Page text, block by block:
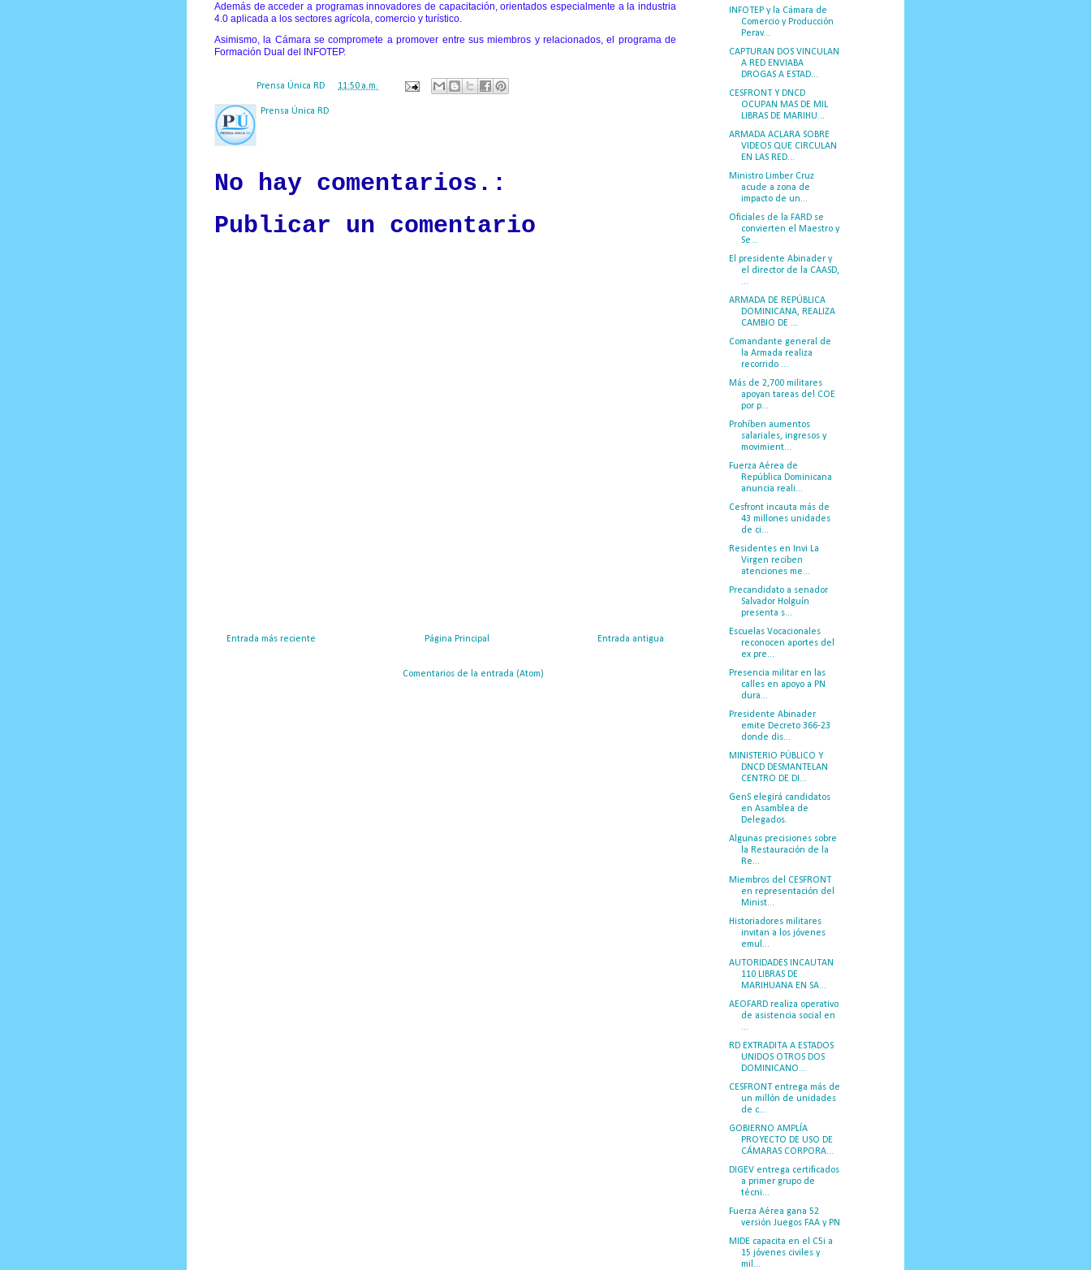
Además de acceder a programas innovadores de capacitación, orientados especialmente a la industria
4.0 aplicada a los sectores agrícola, comercio y turístico.
Asimismo, la Cámara se compromete a promover entre sus miembros y relacionados, el programa de
Formación Dual del INFOTEP.
Prensa Única RD 11:50 a.m.
Prensa Única RD
No hay comentarios.:
Publicar un comentario
Entrada más reciente Entrada antigua
Página Principal
Comentarios de la entrada (Atom)
INFOTEP y la Cámara de
Comercio y Producción
Perav...
CAPTURAN DOS VINCULAN
A RED ENVIABA
DROGAS A ESTAD...
CESFRONT Y DNCD
OCUPAN MAS DE MIL
LIBRAS DE MARIHU...
ARMADA ACLARA SOBRE
VIDEOS QUE CIRCULAN
EN LAS RED...
Ministro Limber Cruz
acude a zona de
impacto de un...
Oficiales de la FARD se
convierten el Maestro y
Se...
El presidente Abinader y
el director de la CAASD,
...
ARMADA DE REPÚBLICA
DOMINICANA, REALIZA
CAMBIO DE ...
Comandante general de
la Armada realiza
recorrido ...
Más de 2,700 militares
apoyan tareas del COE
por p...
Prohíben aumentos
salariales, ingresos y
movimient...
Fuerza Aérea de
República Dominicana
anuncia reali...
Cesfront incauta más de
43 millones unidades
de ci...
Residentes en Invi La
Virgen reciben
atenciones me...
Precandidato a senador
Salvador Holguín
presenta s...
Escuelas Vocacionales
reconocen aportes del
ex pre...
Presencia militar en las
calles en apoyo a PN
dura...
Presidente Abinader
emite Decreto 366-23
donde dis...
MINISTERIO PÚBLICO Y
DNCD DESMANTELAN
CENTRO DE DI...
GenS elegirá candidatos
en Asamblea de
Delegados.
Algunas precisiones sobre
la Restauración de la
Re...
Miembros del CESFRONT
en representación del
Minist...
Historiadores militares
invitan a los jóvenes
emul...
AUTORIDADES INCAUTAN
110 LIBRAS DE
MARIHUANA EN SA...
AEOFARD realiza operativo
de asistencia social en
...
RD EXTRADITA A ESTADOS
UNIDOS OTROS DOS
DOMINICANO...
CESFRONT entrega más de
un millón de unidades
de c...
GOBIERNO AMPLÍA
PROYECTO DE USO DE
CÁMARAS CORPORA...
DIGEV entrega certificados
a primer grupo de
técni...
Fuerza Aérea gana 52
versión Juegos FAA y PN
MIDE capacita en el C5i a
15 jóvenes civiles y
mil...